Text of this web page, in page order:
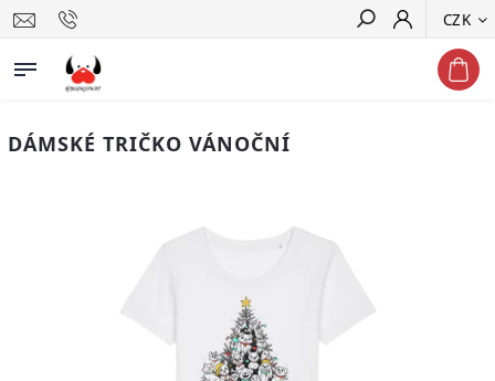
CZK
Hledat
DÁMSKÉ TRIČKO VÁNOČNÍ